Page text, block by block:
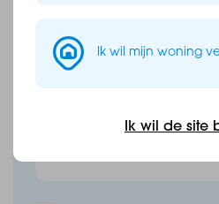
Ik wil mijn woning
Ik wil de site